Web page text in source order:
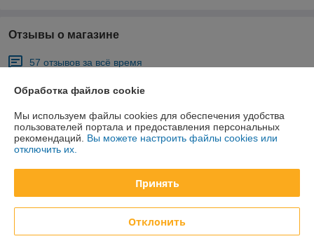
Отзывы о магазине
57 отзывов за всё время
Константин
Отлично
Покупатель
Хорошо
Заказ пришел через неделю.Для уточнения заказа никто не
распылитель баллончика.В остальном всё верно.
Обработка файлов cookie
Мы используем файлы cookies для обеспечения удобства
пользователей портала и предоставления персональных
рекомендаций. Вы можете настроить файлы cookies или
отключить их.
Принять
Отклонить